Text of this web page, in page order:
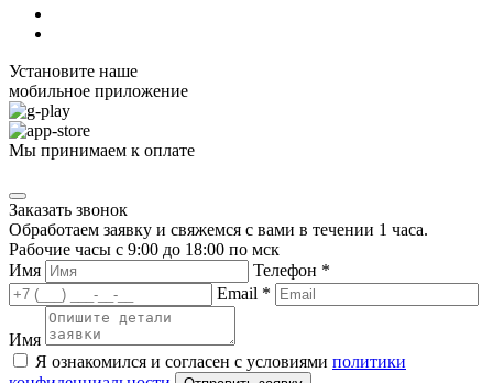
Установите наше
мобильное приложение
Мы принимаем к оплате
Заказать звонок
Обработаем заявку и свяжемся с вами в течении 1 часа.
Рабочие часы с 9:00 до 18:00 по мск
Имя
Телефон *
Email *
Имя
Я ознакомился и согласен с условиями политики